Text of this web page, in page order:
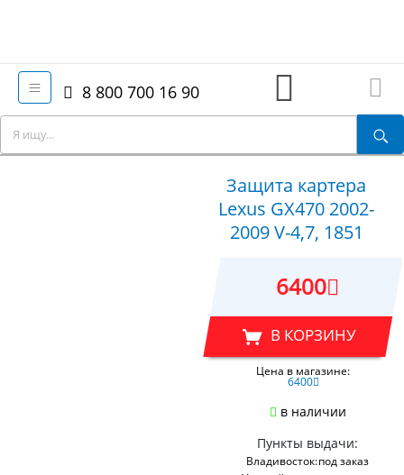
8 800 700 16 90
Защита картера
Lexus GX470 2002-
2009 V-4,7, 1851
6400
В КОРЗИНУ
Цена в магазине:
6400
в наличии
Пункты выдачи:
Владивосток:под заказ